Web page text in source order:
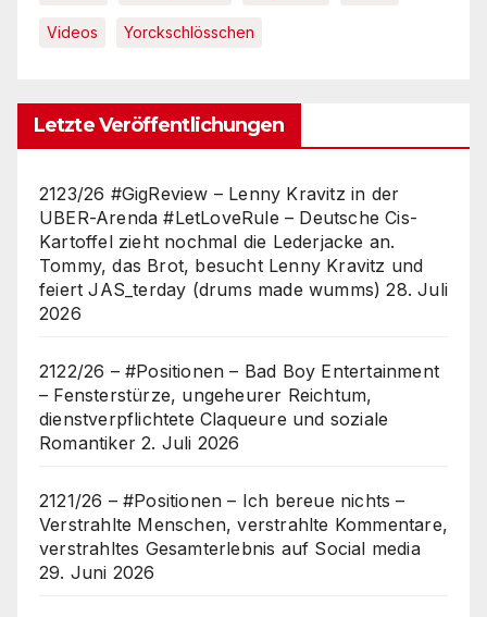
Videos Yorckschlösschen
Letzte Veröffentlichungen
2123/26 #GigReview – Lenny Kravitz in der
UBER-Arenda #LetLoveRule – Deutsche Cis-
Kartoffel zieht nochmal die Lederjacke an.
Tommy, das Brot, besucht Lenny Kravitz und
feiert JAS_terday (drums made wumms) 28. Juli
2026
2122/26 – #Positionen – Bad Boy Entertainment
– Fensterstürze, ungeheurer Reichtum,
dienstverpflichtete Claqueure und soziale
Romantiker 2. Juli 2026
2121/26 – #Positionen – Ich bereue nichts –
Verstrahlte Menschen, verstrahlte Kommentare,
verstrahltes Gesamterlebnis auf Social media
29. Juni 2026